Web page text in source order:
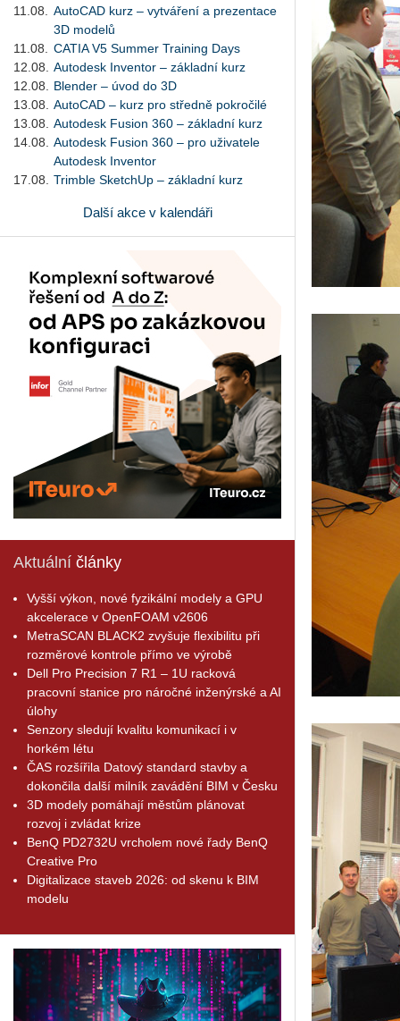
11.08.
AutoCAD kurz – vytváření a prezentace
3D modelů
11.08.
CATIA V5 Summer Training Days
12.08.
Autodesk Inventor – základní kurz
12.08.
Blender – úvod do 3D
13.08.
AutoCAD – kurz pro středně pokročilé
13.08.
Autodesk Fusion 360 – základní kurz
14.08.
Autodesk Fusion 360 – pro uživatele
Autodesk Inventor
17.08.
Trimble SketchUp – základní kurz
Další akce v kalendáři
Aktuální články
Vyšší výkon, nové fyzikální modely a GPU
akcelerace v OpenFOAM v2606
MetraSCAN BLACK2 zvyšuje flexibilitu při
rozměrové kontrole přímo ve výrobě
Dell Pro Precision 7 R1 – 1U racková
pracovní stanice pro náročné inženýrské a AI
úlohy
Senzory sledují kvalitu komunikací i v
horkém létu
ČAS rozšířila Datový standard stavby a
dokončila další milník zavádění BIM v Česku
3D modely pomáhají městům plánovat
rozvoj i zvládat krize
BenQ PD2732U vrcholem nové řady BenQ
Creative Pro
Digitalizace staveb 2026: od skenu k BIM
modelu